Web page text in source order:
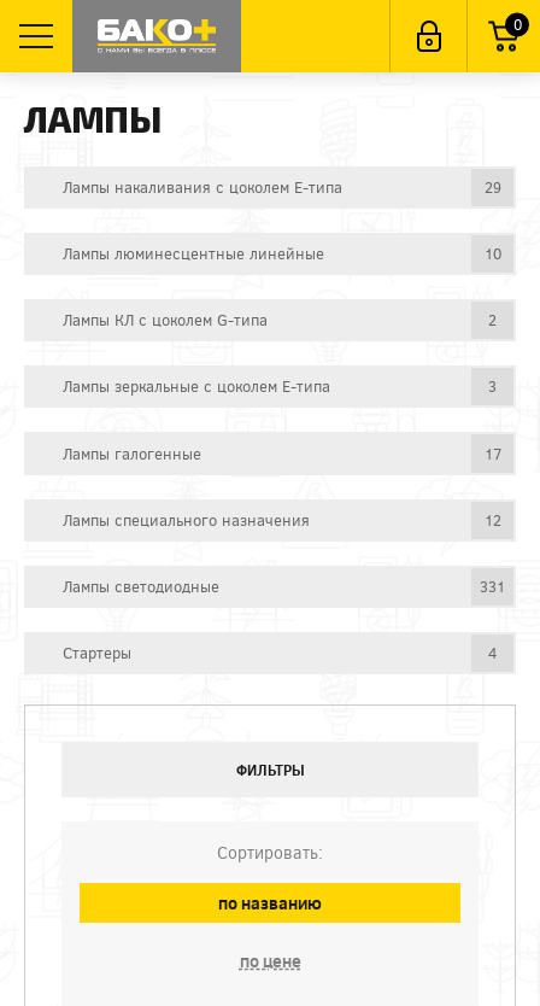
0
ЛАМПЫ
Лампы накаливания с цоколем E-типа 29
Лампы люминесцентные линейные 10
Лампы КЛ с цоколем G-типа 2
Лампы зеркальные с цоколем E-типа 3
Лампы галогенные 17
Лампы специального назначения 12
Лампы светодиодные 331
Стартеры 4
ФИЛЬТРЫ
Сортировать:
по названию
по цене